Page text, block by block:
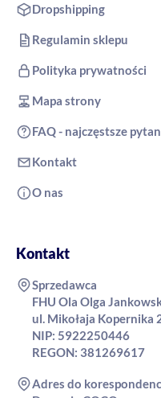
Dropshipping
Regulamin sklepu
Polityka prywatności
Mapa strony
FAQ - najczęstsze
Kontakt
O nas
Kontakt
Sprzedawca
FHU Ola Olga
ul. Mikołaja Kopernika
NIP: 5922250446
REGON: 381269617
Adres do